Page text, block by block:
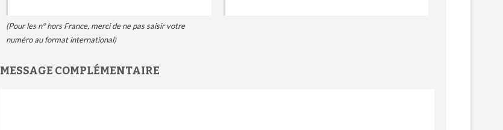
(Pour les n° hors France, merci de ne pas saisir votre
numéro au format international)
MESSAGE COMPLÉMENTAIRE